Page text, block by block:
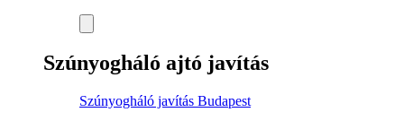
Szúnyogháló ajtó javítás
Szúnyogháló javítás Budapest